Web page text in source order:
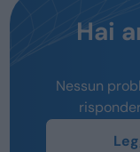
Hai
Nessun